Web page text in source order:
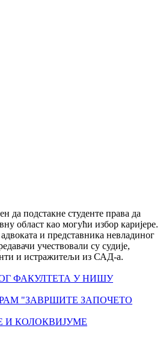
да подстакне студенте права да
област као могући избор каријере.
и представника невладиног
учествовали су судије,
и истражитељи из САД-а.
ФАКУЛТЕТА У НИШУ
"ЗАВРШИТЕ ЗАПОЧЕТО
И КОЛОКВИЈУМЕ